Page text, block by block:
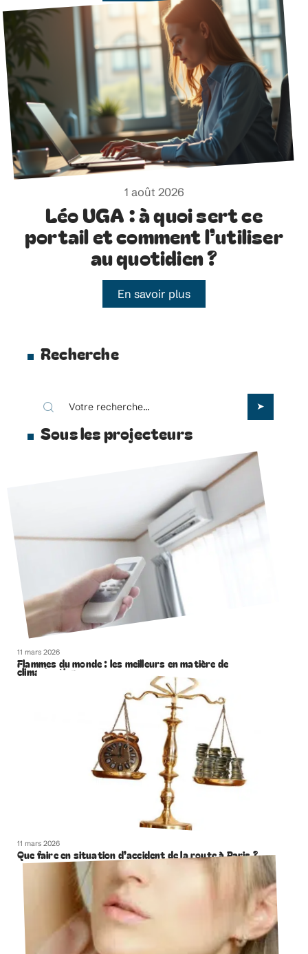
1 août 2026
Léo UGA : à quoi sert ce
portail et comment l’utiliser
au quotidien ?
En savoir plus
Recherche
Sous les projecteurs
11 mars 2026
Flammes du monde : les meilleurs en matière de
climatisation
11 mars 2026
Que faire en situation d’accident de la route à Paris ?